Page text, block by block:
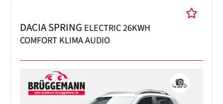
DACIA SPRING ELECTRIC 26KWH
COMFORT KLIMA AUDIO